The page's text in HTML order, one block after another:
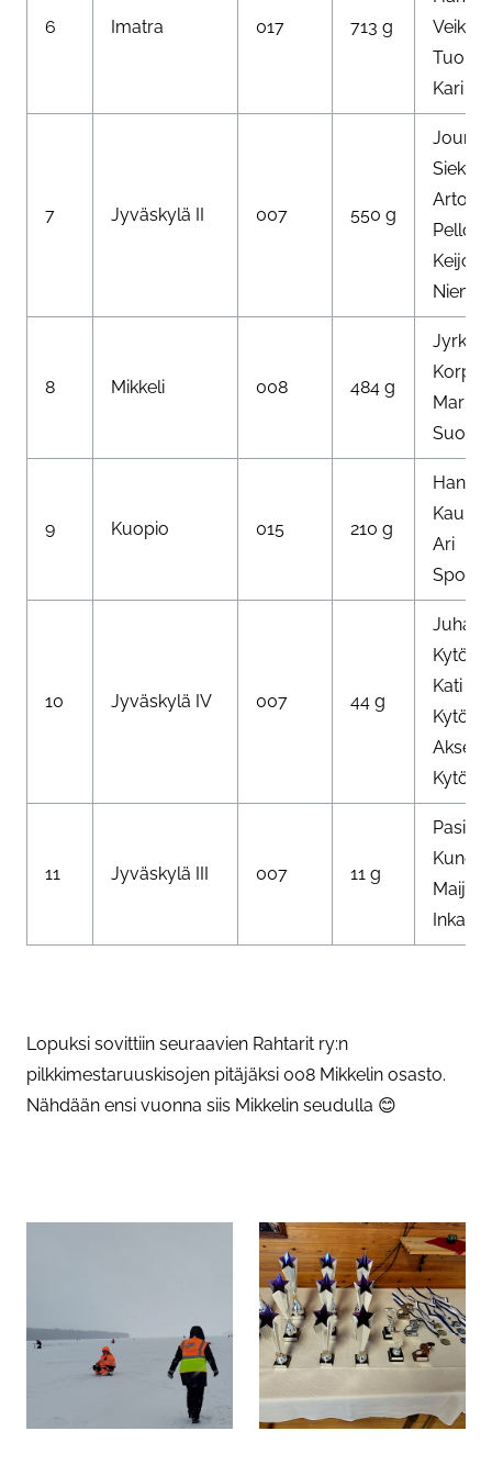
6 Imatra 017 713 g
Veikko
Kari
7 Jyväskylä II 007 550 g
Jouni
Arto
Keijo
8 Mikkeli 008 484 g
Jyrki
Markku
9 Kuopio 015 210 g
Hannu
Ari
10 Jyväskylä IV 007 44 g
Juha
Kati
Akseli
11 Jyväskylä III 007 11 g
Pasi
Maija
Inka
Lopuksi sovittiin seuraavien Rahtarit ry:n
pilkkimestaruuskisojen pitäjäksi 008 Mikkelin osasto.
Nähdään ensi vuonna siis Mikkelin seudulla 😊